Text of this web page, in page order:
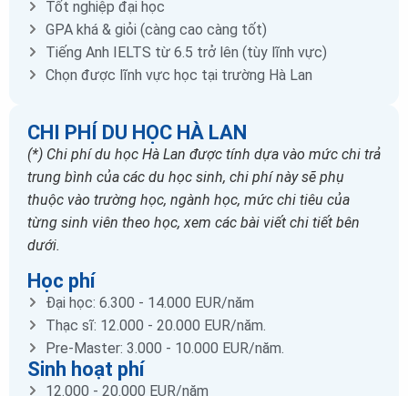
Tốt nghiệp đại học
GPA khá & giỏi (càng cao càng tốt)
Tiếng Anh IELTS từ 6.5 trở lên (tùy lĩnh vực)
Chọn được lĩnh vực học tại trường Hà Lan
CHI PHÍ DU HỌC HÀ LAN
(*) Chi phí du học Hà Lan được tính dựa vào mức chi trả
trung bình của các du học sinh, chi phí này sẽ phụ
thuộc vào trường học, ngành học, mức chi tiêu của
từng sinh viên theo học, xem các bài viết chi tiết bên
dưới.
Học phí
Đại học: 6.300 - 14.000 EUR/năm
Thạc sĩ: 12.000 - 20.000 EUR/năm.
Pre-Master: 3.000 - 10.000 EUR/năm.
Sinh hoạt phí
12.000 - 20.000 EUR/năm